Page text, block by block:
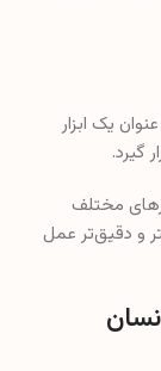
یک ابزار
گیرد.
مختلف
و دقیق‌تر عمل